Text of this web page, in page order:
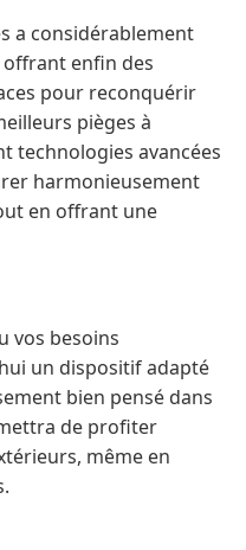
a considérablement
offrant enfin des
pour reconquérir
pièges à
technologies avancées
harmonieusement
en offrant une
vos besoins
un dispositif adapté
bien pensé dans
de profiter
même en